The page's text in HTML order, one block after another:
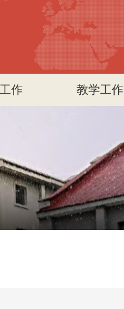
作 教学工作